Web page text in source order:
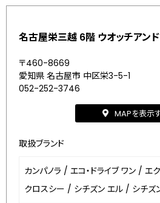
名古屋栄三越 6階 ウオッチアン
〒460-8669
愛知県 名古屋市 中区栄3-5-1
052-252-3746
MAPを表示
取扱ブランド
カンパノラ / エコ・ドライブ ワン / エ
クロスシー / シチズン エル / シチズ